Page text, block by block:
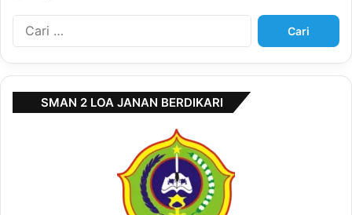
C
SMAN 2 LOA JANAN BERDIKARI